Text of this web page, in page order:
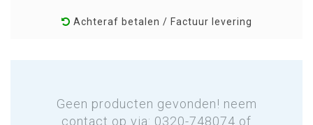
Achteraf betalen / Factuur levering
Geen producten gevonden! neem
contact op via: 0320-748074 of